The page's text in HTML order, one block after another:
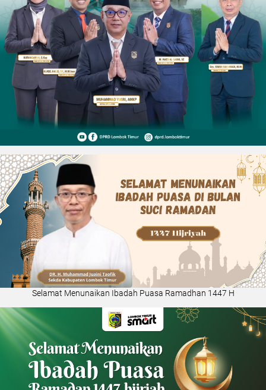
Selamat Menunaikan Ibadah Puasa Ramadhan 1447 H